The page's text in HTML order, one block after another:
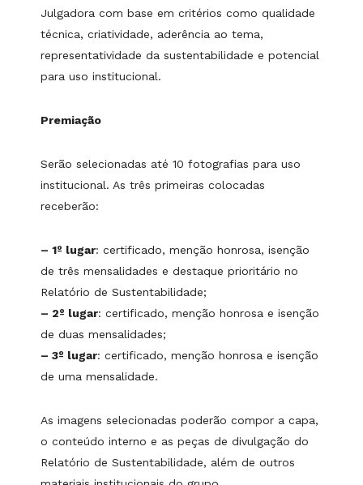
Julgadora com base em critérios como qualidade
técnica, criatividade, aderência ao tema,
representatividade da sustentabilidade e potencial
para uso institucional.
Premiação
Serão selecionadas até 10 fotografias para uso
institucional. As três primeiras colocadas
receberão:
– 1º lugar: certificado, menção honrosa, isenção
de três mensalidades e destaque prioritário no
Relatório de Sustentabilidade;
– 2º lugar: certificado, menção honrosa e isenção
de duas mensalidades;
– 3º lugar: certificado, menção honrosa e isenção
de uma mensalidade.
As imagens selecionadas poderão compor a capa,
o conteúdo interno e as peças de divulgação do
Relatório de Sustentabilidade, além de outros